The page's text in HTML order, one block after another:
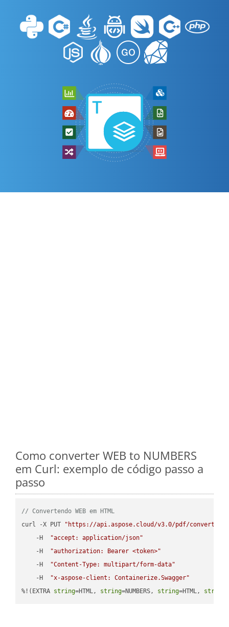
Como converter WEB to NUMBERS
em Curl: exemplo de código passo a
passo
// Convertendo WEB em HTML
curl -X PUT
"https://api.aspose.cloud/v3.0/pdf/convert/
    -H
"accept: application/json"
    -H
"authorization: Bearer <token>"
    -H
"Content-Type: multipart/form-data"
    -H
"x-aspose-client: Containerize.Swagger"
%!(EXTRA string=HTML, string=NUMBERS, string=HTML, string